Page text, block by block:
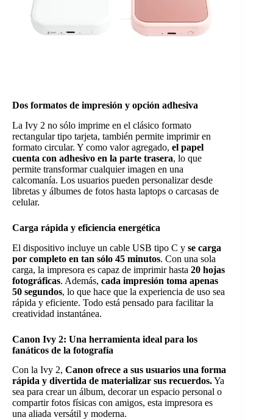
Dos formatos de impresión y opción adhesiva
La Ivy 2 no sólo imprime en el clásico formato
rectangular tipo tarjeta, también permite imprimir en
formato circular. Y como valor agregado, el papel
cuenta con adhesivo en la parte trasera, lo que
permite transformar cualquier imagen en una
calcomanía. Los usuarios pueden personalizar desde
libretas y álbumes de fotos hasta laptops o carcasas de
celular.
Carga rápida y eficiencia energética
El dispositivo incluye un cable USB tipo C y se carga
por completo en tan sólo 45 minutos. Con una sola
carga, la impresora es capaz de imprimir hasta 20 hojas
fotográficas. Además, cada impresión toma apenas
50 segundos, lo que hace que la experiencia de uso sea
rápida y eficiente. Todo está pensado para facilitar la
creatividad instantánea.
Canon Ivy 2: Una herramienta ideal para los
fanáticos de la fotografía
Con la Ivy 2, Canon ofrece a sus usuarios una forma
rápida y divertida de materializar sus recuerdos.Ya
sea para crear un álbum, decorar un espacio personal o
compartir fotos físicas con amigos, esta impresora es
una aliada versátil y moderna.